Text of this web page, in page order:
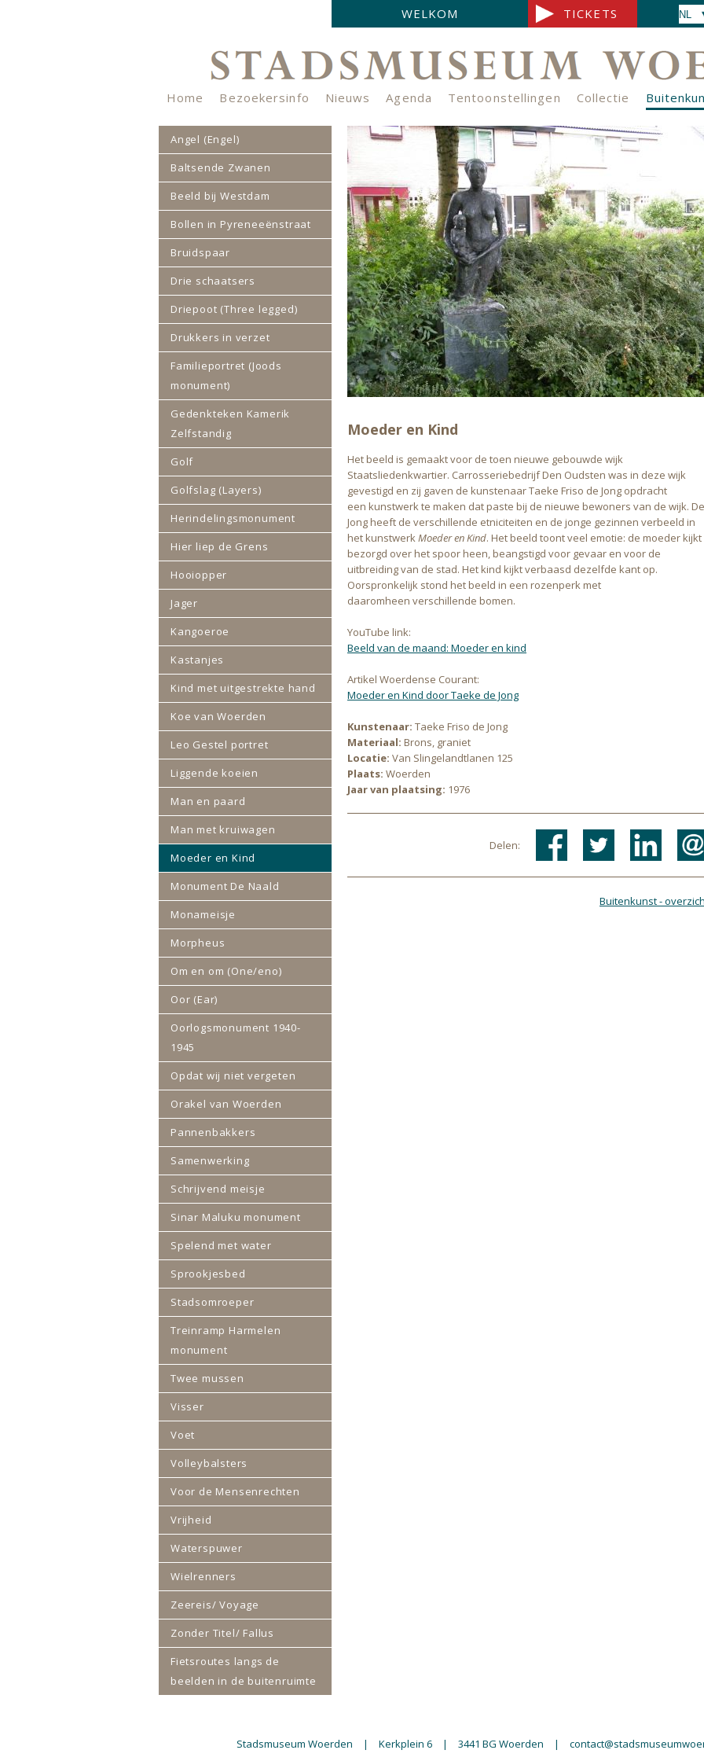
Home Bezoekersinfo Nieuws Agenda Tentoonstellingen Collectie
Nieuwsbrief
Verhalenkistjes
WELKOM TICKETS
Angel (Engel)
Baltsende Zwanen
Beeld bij Westdam
Bollen in Pyreneeënstraat
Bruidspaar
Drie schaatsers
Driepoot (Three legged)
Drukkers in verzet
Familieportret (Joods
monument)
Gedenkteken Kamerik
Zelfstandig
Golf
Golfslag (Layers)
Herindelingsmonument
Hier liep de Grens
Hooiopper
Jager
Kangoeroe
Kastanjes
Kind met uitgestrekte hand
Koe van Woerden
Leo Gestel portret
Liggende koeien
Man en paard
Man met kruiwagen
Moeder en Kind
Monument De Naald
Monameisje
Morpheus
Om en om (One/eno)
Oor (Ear)
Oorlogsmonument 1940-
1945
Opdat wij niet vergeten
Orakel van Woerden
Pannenbakkers
Samenwerking
Schrijvend meisje
Sinar Maluku monument
Spelend met water
Sprookjesbed
Stadsomroeper
Treinramp Harmelen
monument
Twee mussen
Visser
Voet
Volleybalsters
Voor de Mensenrechten
Vrijheid
Waterspuwer
Wielrenners
Zeereis/ Voyage
Zonder Titel/ Fallus
Fietsroutes langs de
beelden in de buitenruimte
Moeder en Kind
Het beeld is gemaakt voor de toen nieuwe gebouwde wijk
Staatsliedenkwartier. Carrosseriebedrijf Den Oudsten was in deze wijk
gevestigd en zij gaven de kunstenaar Taeke Friso de Jong opdracht
een kunstwerk te maken dat paste bij de nieuwe bewoners van de wijk. De
Jong heeft de verschillende etniciteiten en de jonge gezinnen verbeeld in
het kunstwerkMoeder en Kind. Het beeld toont veel emotie: de moeder kijkt
bezorgd over het spoor heen, beangstigd voor gevaar en voor de
uitbreiding van de stad. Het kind kijkt verbaasd dezelfde kant op.
Oorspronkelijk stond het beeld in een rozenperk met
daaromheen verschillende bomen.
YouTube link:
Beeld van de maand: Moeder en kind
Artikel Woerdense Courant:
Moeder en Kind door Taeke de Jong
Kunstenaar: Taeke Friso de Jong
Materiaal: Brons, graniet
Locatie: Van Slingelandtlanen 125
Plaats: Woerden
Jaar van plaatsing: 1976
Delen:
Buitenkunst -
Stadsmuseum Woerden | Kerkplein 6 | 3441 BG Woerden |